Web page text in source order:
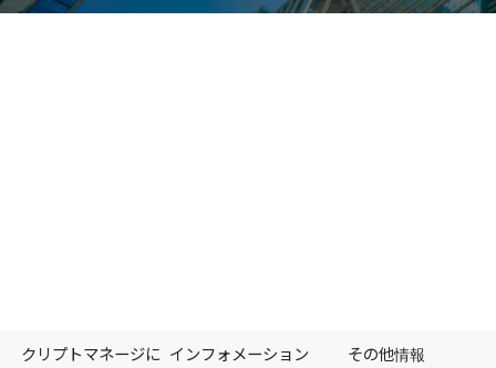
クリプトマネージに インフォメーション その他情報